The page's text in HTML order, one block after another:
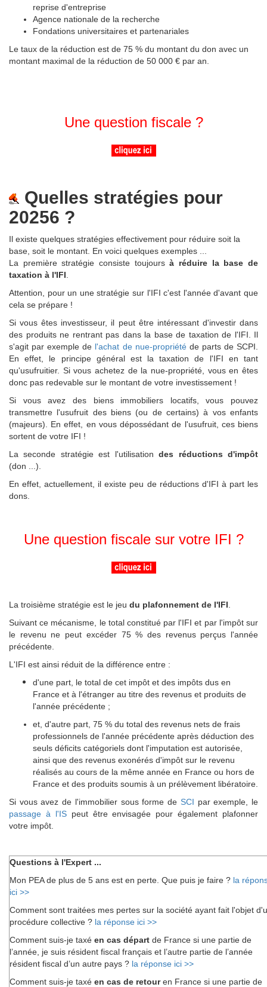
reprise d'entreprise
Agence nationale de la recherche
Fondations universitaires et partenariales
Le taux de la réduction est de 75 % du montant du don avec un
montant maximal de la réduction de 50 000 € par an.
Une question fiscale ?
Quelles stratégies pour
20256 ?
Il existe quelques stratégies effectivement pour réduire soit la
base, soit le montant. En voici quelques exemples ...
La première stratégie consiste toujoursà réduire la base de
taxation à l'IFI
Attention, pour un une stratégie sur l'IFI c'est l'année d'avant que
cela se prépare !
Si vous êtes investisseur, il peut être intéressant d'investir dans
des produits ne rentrant pas dans la base de taxation de l'IFI. Il
s'agit par exemple de l'achat de nue-propriétéde parts de SCPI.
En effet, le principe général est la taxation de l'IFI en tant
qu'usufruitier. Si vous achetez de la nue-propriété, vous en êtes
donc pas redevable sur le montant de votre investissement !
Si vous avez des biens immobiliers locatifs, vous pouvez
transmettre l'usufruit des biens (ou de certains) à vos enfants
(majeurs). En effet, en vous dépossédant de l'usufruit, ces biens
sortent de votre IFI !
La seconde stratégie est l'utilisationdes réductions d'impôt
(don ...).
En effet, actuellement, il existe peu de réductions d'IFI à part les
dons.
Une question fiscale sur votre IFI ?
La troisième stratégie est le jeu du plafonnement de l'IFI
Suivant ce mécanisme, le total constitué par l'IFI et par l'impôt sur
le revenu ne peut excéder 75 % des revenus perçus l'année
précédente.
L'IFI est ainsi réduit de la différence entre :
d'une part, le total de cet impôt et des impôts dus en
France et à l'étranger au titre des revenus et produits de
l'année précédente ;
et, d'autre part, 75 % du total des revenus nets de frais
professionnels de l'année précédente après déduction des
seuls déficits catégoriels dont l'imputation est autorisée,
ainsi que des revenus exonérés d'impôt sur le revenu
réalisés au cours de la même année en France ou hors de
France et des produits soumis à un prélèvement libératoire.
Si vous avez de l'immobilier sous forme de SCI par exemple, le
passage à l'ISpeut être envisagée pour également plafonner
votre impôt.
Questions à l'Expert ...
Mon PEA de plus de 5 ans est en perte. Que puis je faire ? la
ici >>
Comment sont traitées mes pertes sur la société ayant fait l'objet
procédure collective ? la réponse ici >>
Comment suis-je taxé en cas départ de France si une partie de
l’année, je suis résident fiscal français et l’autre partie de l’année
résident fiscal d’un autre pays ? la réponse ici >>
Comment suis-je taxé en cas de retouren France si une partie de